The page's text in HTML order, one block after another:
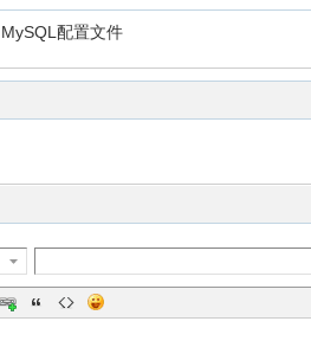
MySQL配置文件